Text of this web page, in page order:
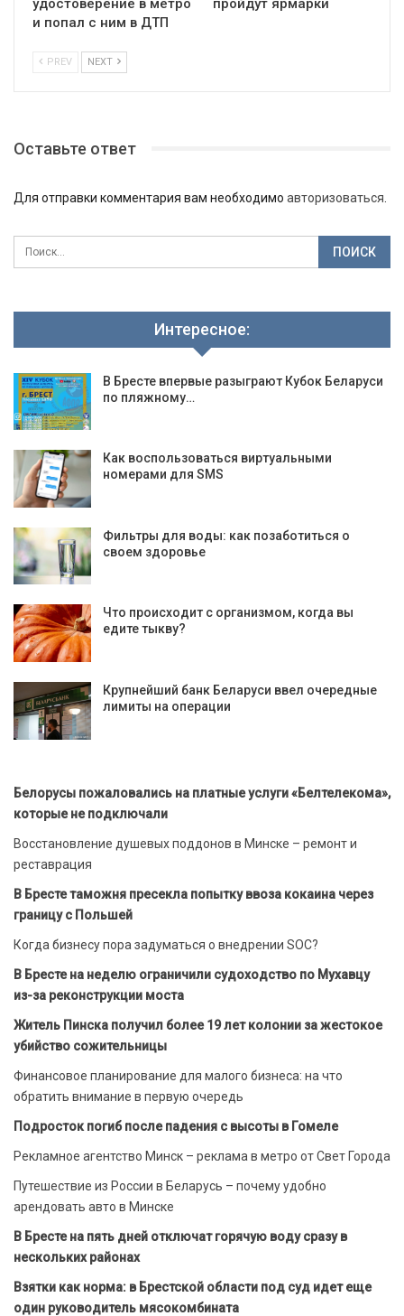
и попал с ним в ДТП
PREV NEXT
Оставьте ответ
Для отправки комментария вам необходимо авторизоваться
Интересное:
В Бресте впервые разыграют Кубок Беларуси
по пляжному…
Как воспользоваться виртуальными
номерами для SMS
Фильтры для воды: как позаботиться о
своем здоровье
Что происходит с организмом, когда вы
едите тыкву?
Крупнейший банк Беларуси ввел очередные
лимиты на операции
Белорусы пожаловались на платные услуги «Белтелекома»,
которые не подключали
Восстановление душевых поддонов в Минске – ремонт и
реставрация
В Бресте таможня пресекла попытку ввоза кокаина через
границу с Польшей
Когда бизнесу пора задуматься о внедрении SOC?
В Бресте на неделю ограничили судоходство по Мухавцу
из-за реконструкции моста
Житель Пинска получил более 19 лет колонии за жестокое
убийство сожительницы
Финансовое планирование для малого бизнеса: на что
обратить внимание в первую очередь
Подросток погиб после падения с высоты в Гомеле
Рекламное агентство Минск – реклама в метро от Свет Города
Путешествие из России в Беларусь – почему удобно
арендовать авто в Минске
В Бресте на пять дней отключат горячую воду сразу в
нескольких районах
Взятки как норма: в Брестской области под суд идет еще
один руководитель мясокомбината